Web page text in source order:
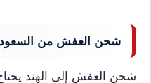
شحن العفش من
شحن العفش إلى الهند